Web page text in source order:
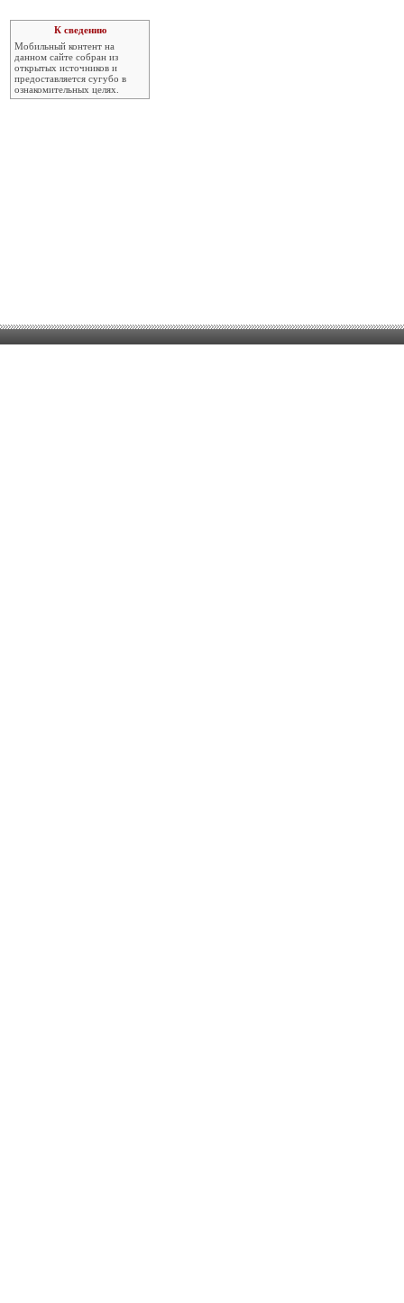
К сведению
Мобильный контент на
данном сайте собран из
открытых источников и
предоставляется сугубо в
ознакомительных целях.